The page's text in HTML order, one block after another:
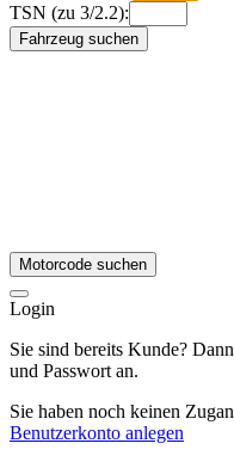
TSN (zu 3/2.2):
Fahrzeug suchen
Motorcode suchen
Login
Sie sind bereits Kunde?
und Passwort an.
Sie haben noch keinen
Benutzerkonto anlegen